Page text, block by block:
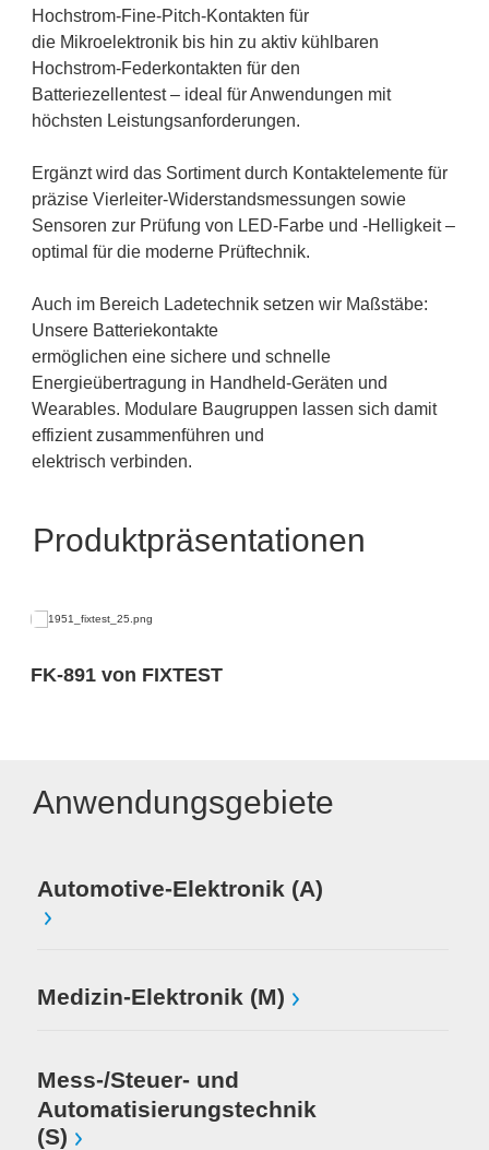
Hochstrom-Fine-Pitch-Kontakten für
die Mikroelektronik bis hin zu aktiv kühlbaren
Hochstrom-Federkontakten für den
Batteriezellentest – ideal für Anwendungen mit
höchsten Leistungsanforderungen.
Ergänzt wird das Sortiment durch Kontaktelemente für
präzise Vierleiter-Widerstandsmessungen sowie
Sensoren zur Prüfung von LED-Farbe und -Helligkeit –
optimal für die moderne Prüftechnik.
Auch im Bereich Ladetechnik setzen wir Maßstäbe:
Unsere Batteriekontakte
ermöglichen eine sichere und schnelle
Energieübertragung in Handheld-Geräten und
Wearables. Modulare Baugruppen lassen sich damit
effizient zusammenführen und
elektrisch verbinden.
Produktpräsentationen
FK-891 von FIXTEST
Anwendungsgebiete
Automotive-Elektronik (A)
Medizin-Elektronik (M)
Mess-/Steuer- und
Automatisierungstechnik
(S)